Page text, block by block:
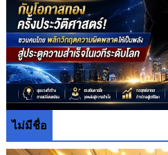
ไม่มีชื่อ